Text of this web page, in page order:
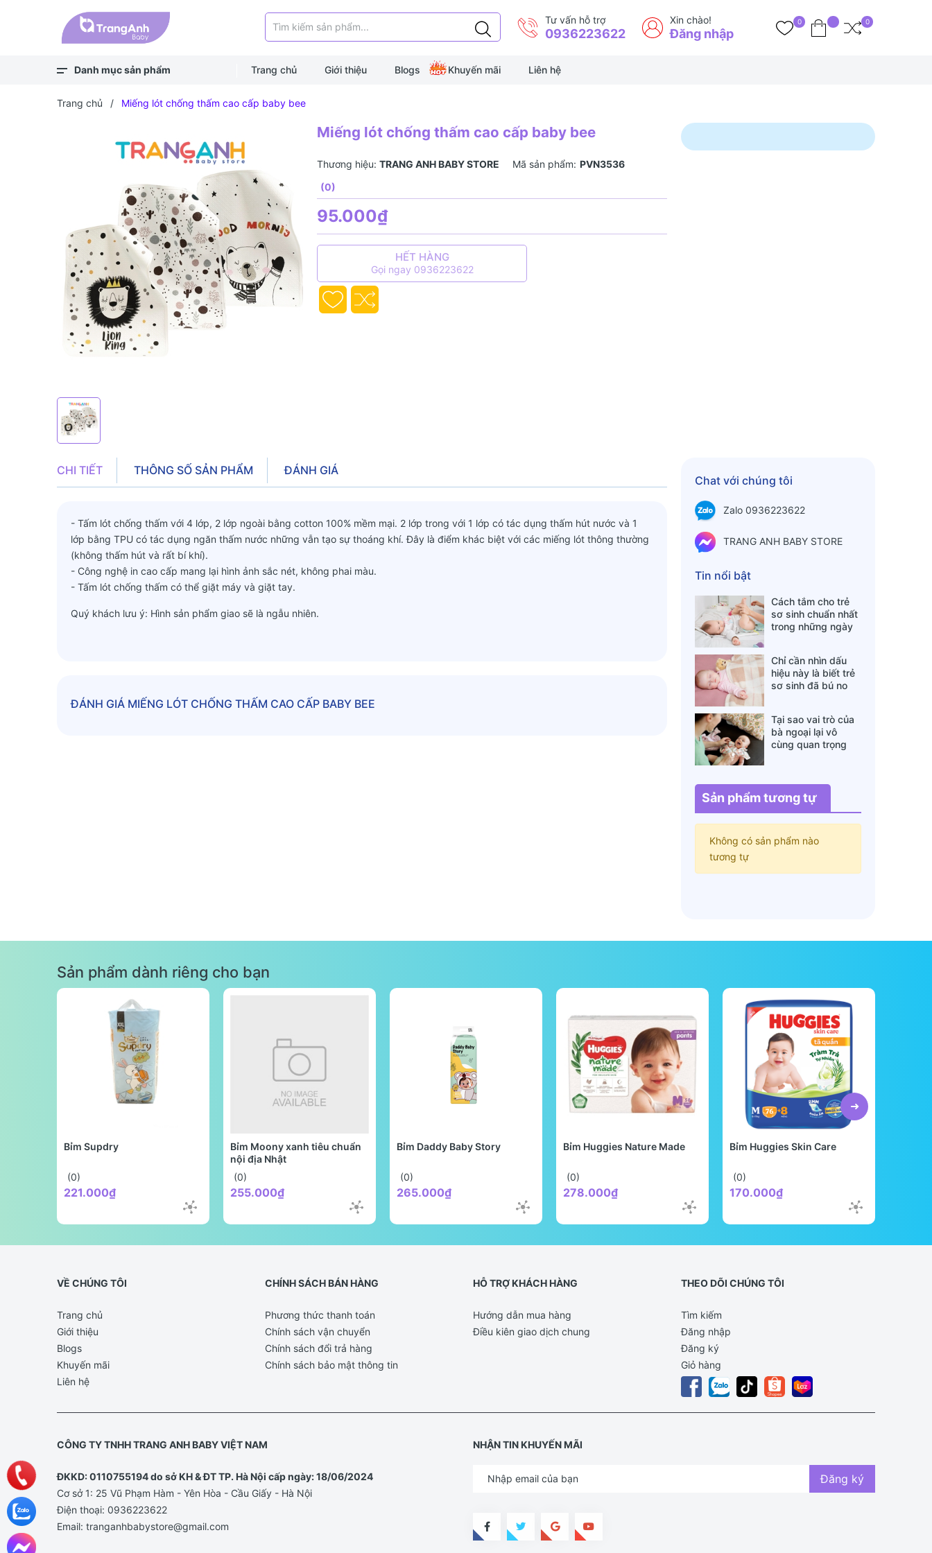
Tư vấn hỗ trợ
0936223622
Xin chào!
Đăng nhập
0 0
Danh mục sản phẩm Trang chủ Giới thiệu Blogs Khuyến mãi Liên hệ
Trang chủ / Miếng lót chống thấm cao cấp baby bee
Miếng lót chống thấm cao cấp baby bee
Thương hiệu: TRANG ANH BABY STORE Mã sản phẩm: PVN3536
(0)
95.000₫
HẾT HÀNG
Gọi ngay 0936223622
CHI TIẾT THÔNG SỐ SẢN PHẨM ĐÁNH GIÁ
- Tấm lót chống thấm với 4 lớp, 2 lớp ngoài bằng cotton 100% mềm mại. 2 lớp trong với 1 lớp có tác dụng thấm hút nước và 1
lớp bằng TPU có tác dụng ngăn thấm nước những vẫn tạo sự thoáng khí. Đây là điểm khác biệt với các miếng lót thông thường
(không thấm hút và rất bí khí).
- Công nghệ in cao cấp mang lại hình ảnh sắc nét, không phai màu.
- Tấm lót chống thấm có thể giặt máy và giặt tay.
Quý khách lưu ý: Hình sản phẩm giao sẽ là ngẫu nhiên.
ĐÁNH GIÁ MIẾNG LÓT CHỐNG THẤM CAO CẤP BABY BEE
Chat với chúng tôi
Zalo 0936223622
TRANG ANH BABY STORE
Tin nổi bật
Cách tắm cho trẻ
sơ sinh chuẩn nhất
trong những ngày
lòng
Chỉ cần nhìn dấu
hiệu này là biết trẻ
sơ sinh đã bú no
không biết
Tại sao vai trò của
bà ngoại lại vô
cùng quan trọng
bất ngờ
Sản phẩm tương tự
Không có sản phẩm nào
tương tự
Sản phẩm dành riêng cho bạn
Bỉm Supdry
(0)
221.000₫
Bỉm Moony xanh tiêu chuẩn
nội địa Nhật
(0)
255.000₫
Bỉm Daddy Baby Story
(0)
265.000₫
Bỉm Huggies Nature Made
(0)
278.000₫
Bỉm Huggies Skin Care
(0)
170.000₫
VỀ CHÚNG TÔI
Trang chủ
Giới thiệu
Blogs
Khuyến mãi
Liên hệ
CHÍNH SÁCH BÁN HÀNG
Phương thức thanh toán
Chính sách vận chuyển
Chính sách đổi trả hàng
Chính sách bảo mật thông tin
HỖ TRỢ KHÁCH HÀNG
Hướng dẫn mua hàng
Điều kiên giao dịch chung
THEO DÕI CHÚNG TÔI
Tìm kiếm
Đăng nhập
Đăng ký
Giỏ hàng
CÔNG TY TNHH TRANG ANH BABY VIỆT NAM
ĐKKD: 0110755194 do sở KH & ĐT TP. Hà Nội cấp ngày: 18/06/2024
Cơ sở 1: 25 Vũ Phạm Hàm - Yên Hòa - Cầu Giấy - Hà Nội
Điện thoại: 0936223622
Email: tranganhbabystore@gmail.com
NHẬN TIN KHUYẾN MÃI
Đăng ký